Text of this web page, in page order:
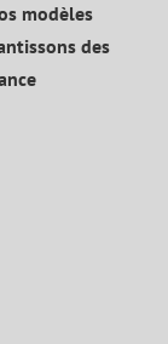
modèles
des